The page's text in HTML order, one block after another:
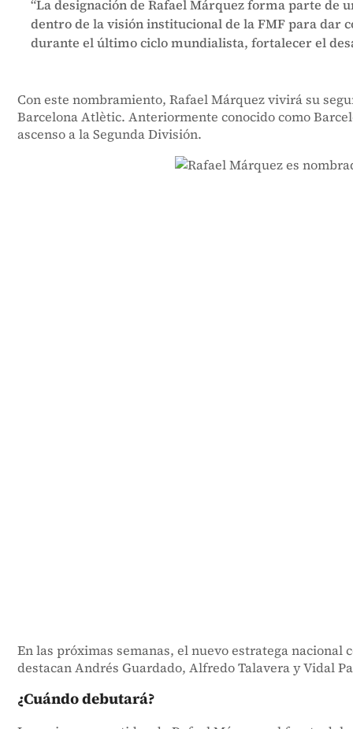
“La designación de Rafael Márquez forma parte de
dentro de la visión institucional de la FMF para dar
durante el último ciclo mundialista, fortalecer el
Con este nombramiento, Rafael Márquez vivirá su
Barcelona Atlètic. Anteriormente conocido como
ascenso a la Segunda División.
En las próximas semanas, el nuevo estratega
destacanAndrés Guardado, Alfredo TalaverayVidal
¿Cuándo debutará?